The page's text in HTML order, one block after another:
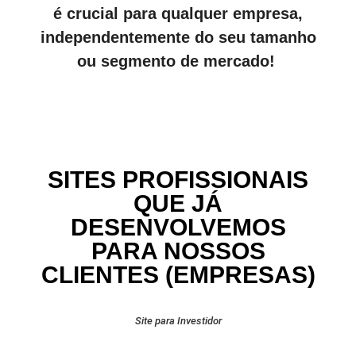
é crucial para qualquer empresa,
independentemente do seu tamanho
ou segmento de mercado!
SITES PROFISSIONAIS
QUE JÁ
DESENVOLVEMOS
PARA NOSSOS
CLIENTES (EMPRESAS)
Site para Investidor